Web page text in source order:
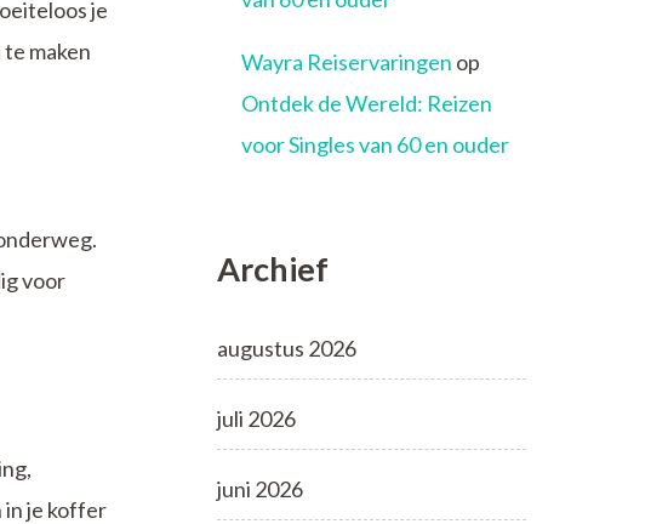
je
maken
voor
in je koffer
Wayra Reiservaringen op
Ontdek de Wereld: Reizen
voor Singles van 60 en ouder
Archief
augustus 2026
juli 2026
juni 2026